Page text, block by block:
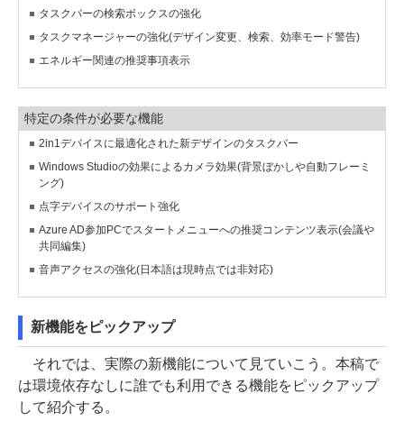
タスクバーの検索ボックスの強化
タスクマネージャーの強化(デザイン変更、検索、効率モード警告)
エネルギー関連の推奨事項表示
特定の条件が必要な機能
2in1デバイスに最適化された新デザインのタスクバー
Windows Studioの効果によるカメラ効果(背景ぼかしや自動フレーミ
ング)
点字デバイスのサポート強化
Azure AD参加PCでスタートメニューへの推奨コンテンツ表示(会議や
共同編集)
音声アクセスの強化(日本語は現時点では非対応)
新機能をピックアップ
それでは、実際の新機能について見ていこう。本稿で
は環境依存なしに誰でも利用できる機能をピックアップ
して紹介する。